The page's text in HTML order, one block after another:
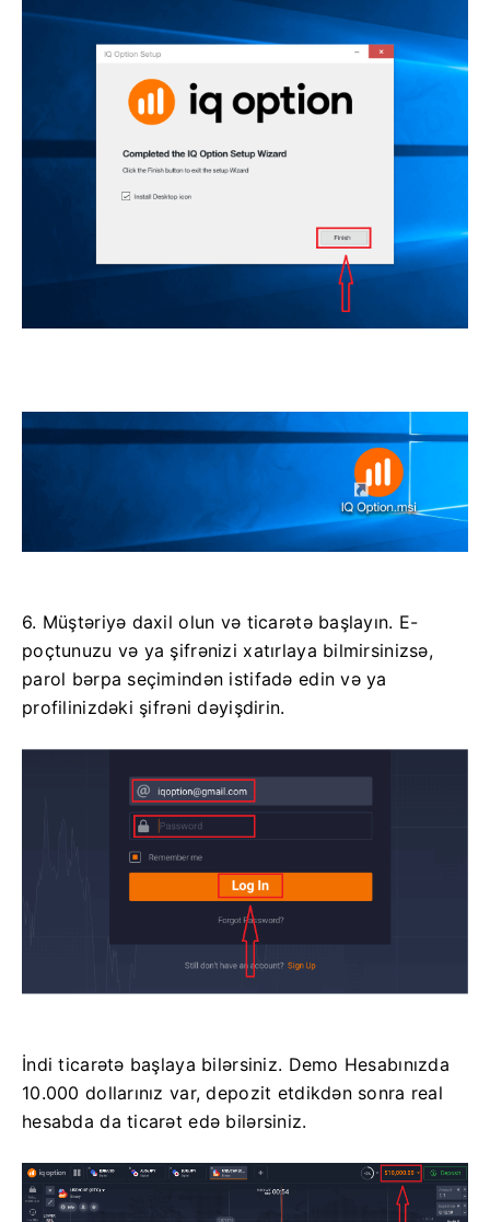
6. Müştəriyə daxil olun və ticarətə başlayın. E-
poçtunuzu və ya şifrənizi xatırlaya bilmirsinizsə,
parol bərpa seçimindən istifadə edin və ya
profilinizdəki şifrəni dəyişdirin.
İndi ticarətə başlaya bilərsiniz. Demo Hesabınızda
10.000 dollarınız var, depozit etdikdən sonra real
hesabda da ticarət edə bilərsiniz.